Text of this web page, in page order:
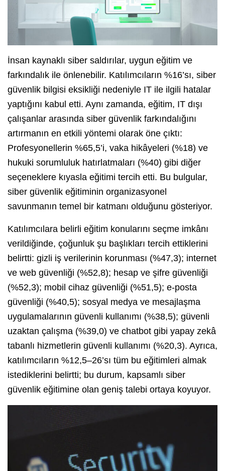
İnsan kaynaklı siber saldırılar, uygun eğitim ve
farkındalık ile önlenebilir. Katılımcıların %16’sı, siber
güvenlik bilgisi eksikliği nedeniyle IT ile ilgili hatalar
yaptığını kabul etti. Aynı zamanda, eğitim, IT dışı
çalışanlar arasında siber güvenlik farkındalığını
artırmanın en etkili yöntemi olarak öne çıktı:
Profesyonellerin %65,5’i, vaka hikâyeleri (%18) ve
hukuki sorumluluk hatırlatmaları (%40) gibi diğer
seçeneklere kıyasla eğitimi tercih etti. Bu bulgular,
siber güvenlik eğitiminin organizasyonel
savunmanın temel bir katmanı olduğunu gösteriyor.
Katılımcılara belirli eğitim konularını seçme imkânı
verildiğinde, çoğunluk şu başlıkları tercih ettiklerini
belirtti: gizli iş verilerinin korunması (%47,3); internet
ve web güvenliği (%52,8); hesap ve şifre güvenliği
(%52,3); mobil cihaz güvenliği (%51,5); e-posta
güvenliği (%40,5); sosyal medya ve mesajlaşma
uygulamalarının güvenli kullanımı (%38,5); güvenli
uzaktan çalışma (%39,0) ve chatbot gibi yapay zekâ
tabanlı hizmetlerin güvenli kullanımı (%20,3). Ayrıca,
katılımcıların %12,5–26’sı tüm bu eğitimleri almak
istediklerini belirtti; bu durum, kapsamlı siber
güvenlik eğitimine olan geniş talebi ortaya koyuyor.